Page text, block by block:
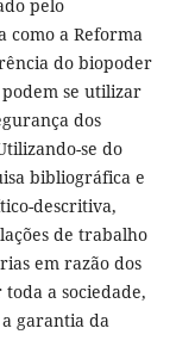
pelo
como a Reforma
do biopoder
podem se utilizar
dos
se do
bibliográfica e
descritiva,
de trabalho
em razão dos
a sociedade,
garantia da